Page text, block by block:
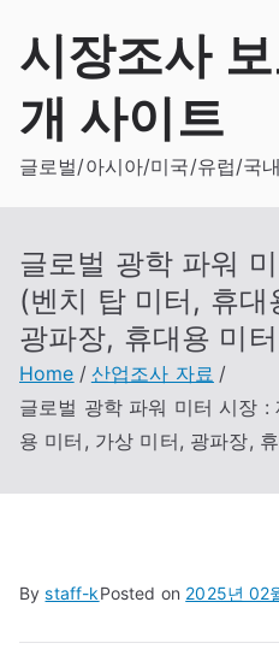
content
시장조사
개 사이트
글로벌/아시아/미국/유럽/국
글로벌 광학 파워
(벤치 탑 미터, 휴
광파장, 휴대용 미
Home
산업조사 자료
글로벌 광학 파워 미터 시장 :
용 미터, 가상 미터, 광파장,
Bystaff-kPosted on 2025년 02